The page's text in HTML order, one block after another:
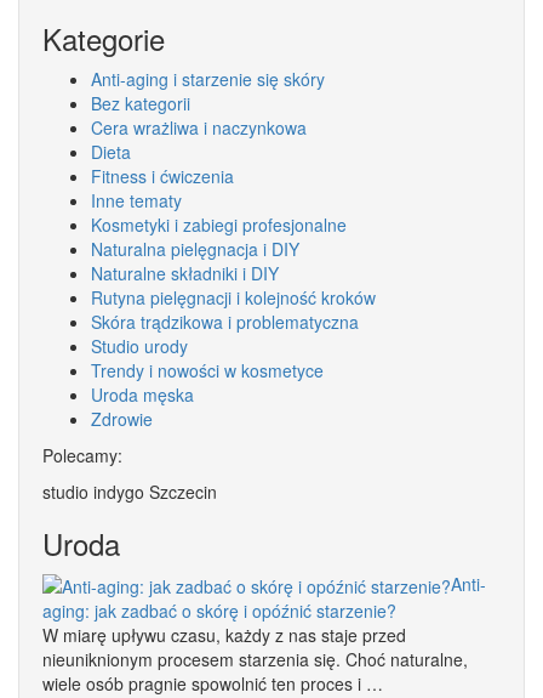
Kategorie
Anti-aging i starzenie się skóry
Bez kategorii
Cera wrażliwa i naczynkowa
Dieta
Fitness i ćwiczenia
Inne tematy
Kosmetyki i zabiegi profesjonalne
Naturalna pielęgnacja i DIY
Naturalne składniki i DIY
Rutyna pielęgnacji i kolejność kroków
Skóra trądzikowa i problematyczna
Studio urody
Trendy i nowości w kosmetyce
Uroda męska
Zdrowie
Polecamy:
studio indygo Szczecin
Uroda
Anti-
aging: jak zadbać o skórę i opóźnić starzenie?
W miarę upływu czasu, każdy z nas staje przed
nieuniknionym procesem starzenia się. Choć naturalne,
wiele osób pragnie spowolnić ten proces i …